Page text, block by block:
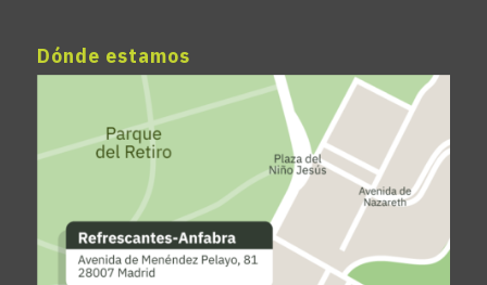
Dónde estamos